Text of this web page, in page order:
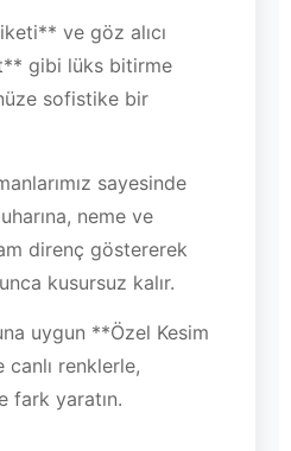
ve göz alıcı
gibi lüks bitirme
sofistike bir
sayesinde
neme ve
direnç göstererek
kusursuz kalır.
uygun **Özel Kesim
renklerle,
fark yaratın.